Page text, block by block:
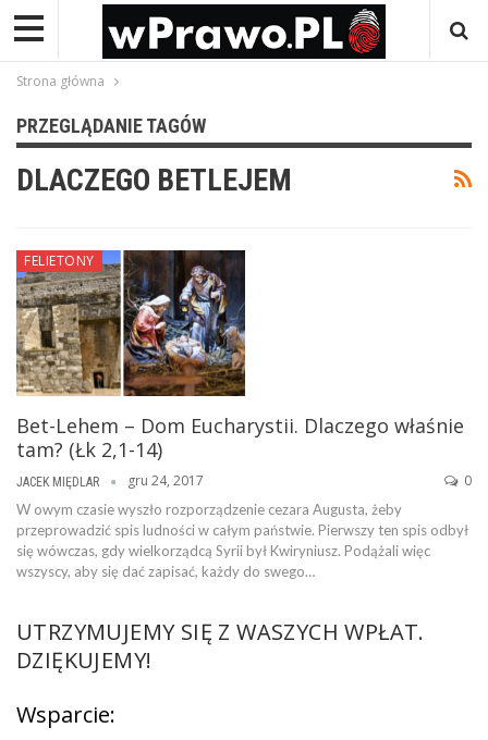
Strona główna
PRZEGLĄDANIE TAGÓW
DLACZEGO BETLEJEM
FELIETONY
Bet-Lehem – Dom Eucharystii. Dlaczego właśnie
tam? (Łk 2,1-14)
JACEK MIĘDLAR gru 24, 2017 0
W owym czasie wyszło rozporządzenie cezara Augusta, żeby
przeprowadzić spis ludności w całym państwie. Pierwszy ten spis odbył
się wówczas, gdy wielkorządcą Syrii był Kwiryniusz. Podążali więc
wszyscy, aby się dać zapisać, każdy do swego…
UTRZYMUJEMY SIĘ Z WASZYCH WPŁAT.
DZIĘKUJEMY!
Wsparcie: